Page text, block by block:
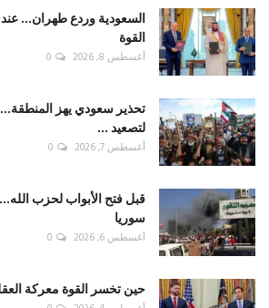
السعودية وردع طهران...
القوة
أغسطس 8, 2026 0
تحذير سعودي يهز المنطقة...
لتصعيد ...
أغسطس 7, 2026 0
قبل فتح الأبواب لحزب
سوريا
أغسطس 6, 2026 0
حين تخسر القوة معركة